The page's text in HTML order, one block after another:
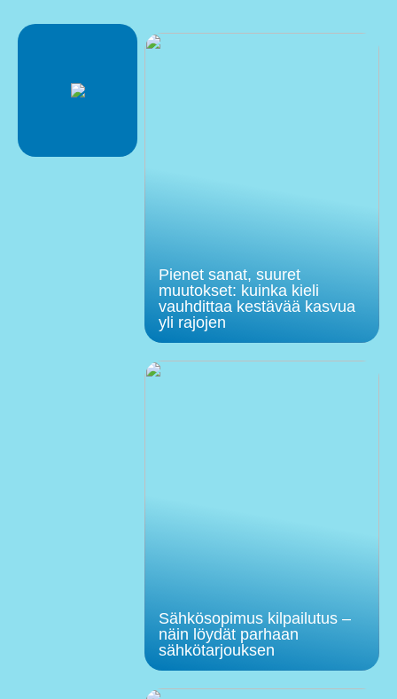
Pienet sanat, suuret
muutokset: kuinka kieli
vauhdittaa kestävää kasvua
yli rajojen
Sähkösopimus kilpailutus –
näin löydät parhaan
sähkötarjouksen